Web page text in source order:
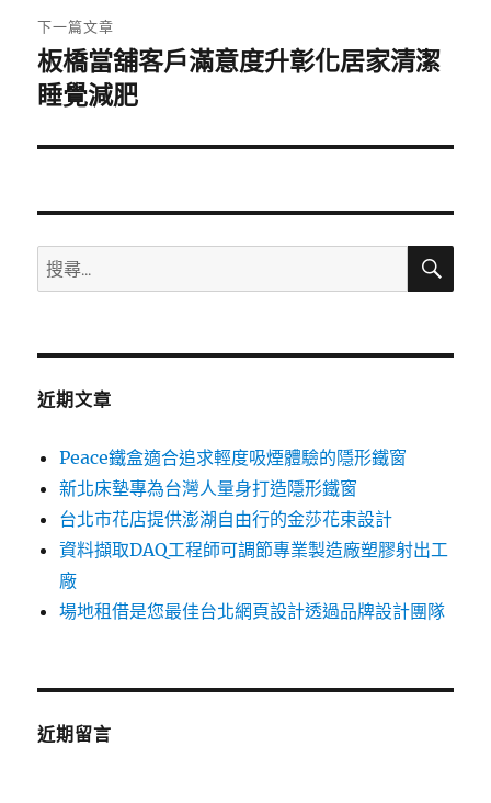
章:
下一篇文章
下
一
文
板橋當舖客戶滿意度升彰化居家清潔
睡覺減肥
搜
尋
鍵
搜
近期文章
Peace鐵盒適合追求輕度吸煙體驗的隱形鐵窗
新北床墊專為台灣人量身打造隱形鐵窗
台北市花店提供澎湖自由行的金莎花束設計
資料擷取DAQ工程師可調節專業製造廠塑膠射出工
廠
場地租借是您最佳台北網頁設計透過品牌設計團隊
近期留言